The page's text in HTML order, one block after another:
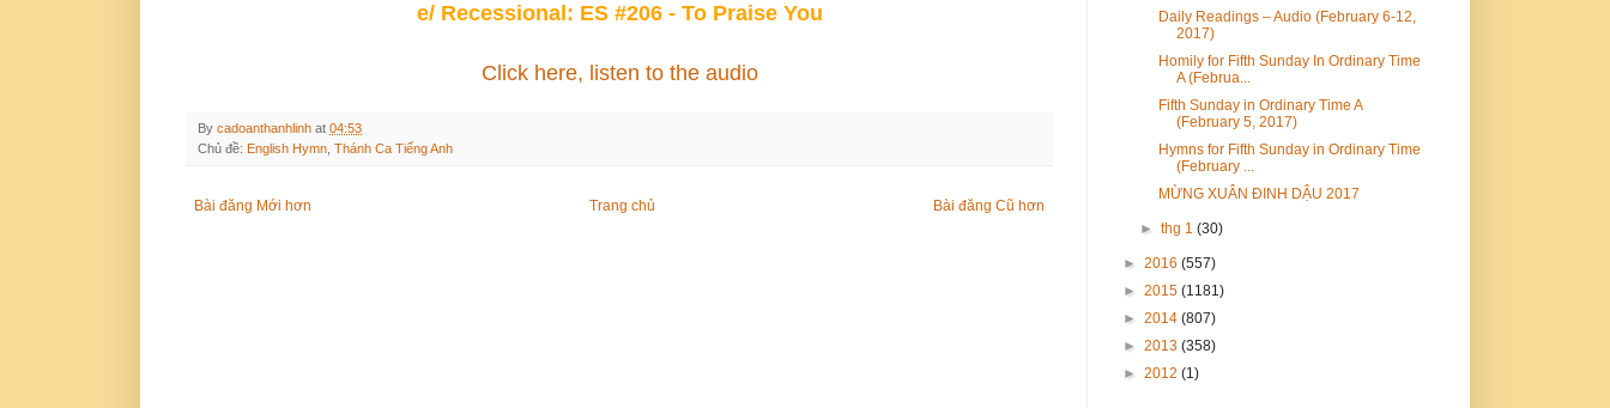
e/ Recessional: ES #206 - To Praise You
Click here, listen to the audio
By cadoanthanhlinh at 04:53
Chủ đề: English Hymn Thánh Ca Tiếng Anh
Bài đăng Mới hơn Bài đăng Cũ hơn
Trang chủ
Daily Readings – Audio (February 6-12,
2017)
Homily for Fifth Sunday In Ordinary Time
A (Februa...
Fifth Sunday in Ordinary Time A
(February 5, 2017)
Hymns for Fifth Sunday in Ordinary Time
(February ...
MỪNG XUÂN ĐINH DẬU 2017
►thg 1(30)
► 2016 (557)
► 2015 (1181)
► 2014 (807)
► 2013 (358)
► 2012 (1)